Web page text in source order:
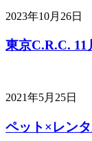
2023年10月26日
東京C.R.C.
2021年5月25日
ペット×レン